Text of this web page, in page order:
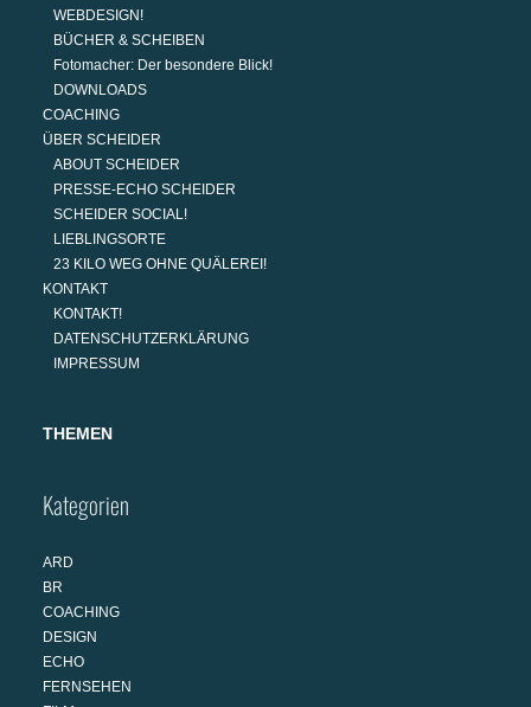
WEBDESIGN!
BÜCHER & SCHEIBEN
Fotomacher: Der besondere Blick!
DOWNLOADS
COACHING
ÜBER SCHEIDER
ABOUT SCHEIDER
PRESSE-ECHO SCHEIDER
SCHEIDER SOCIAL!
LIEBLINGSORTE
23 KILO WEG OHNE QUÄLEREI!
KONTAKT
KONTAKT!
DATENSCHUTZERKLÄRUNG
IMPRESSUM
THEMEN
Kategorien
ARD
BR
COACHING
DESIGN
ECHO
FERNSEHEN